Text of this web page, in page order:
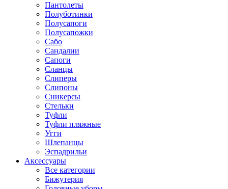
Пантолеты
Полуботинки
Полусапоги
Полусапожки
Сабо
Сандалии
Сапоги
Сланцы
Слиперы
Слипоны
Сникерсы
Стельки
Туфли
Туфли пляжные
Угги
Шлепанцы
Эспадрильи
Аксессуары
Все категории
Бижутерия